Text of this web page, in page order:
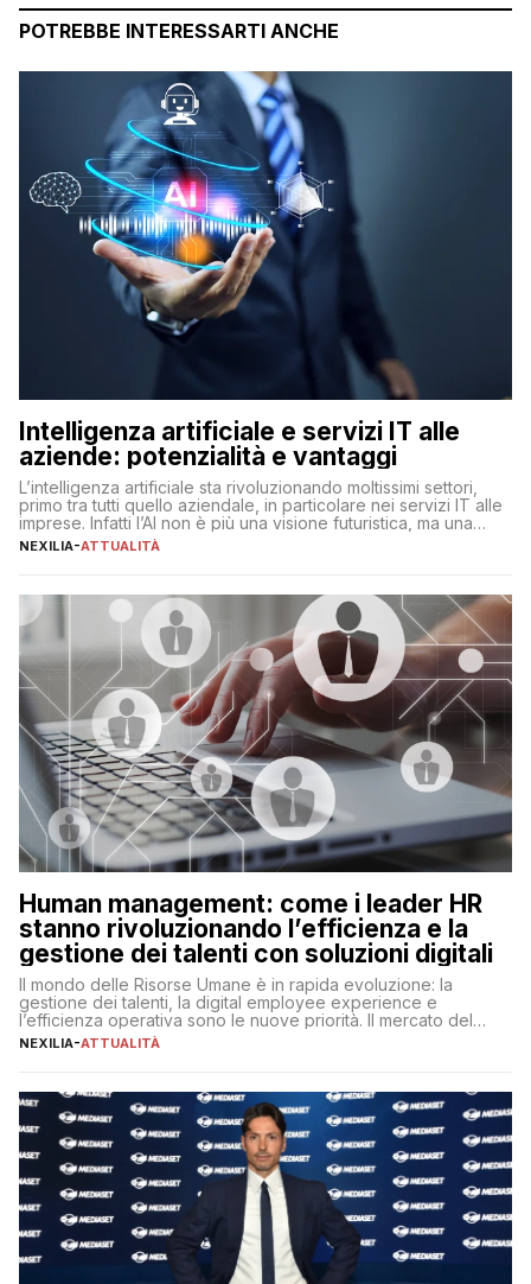
POTREBBE INTERESSARTI ANCHE
Intelligenza artificiale e servizi IT alle
aziende: potenzialità e vantaggi
L’intelligenza artificiale sta rivoluzionando moltissimi settori,
primo tra tutti quello aziendale, in particolare nei servizi IT alle
imprese. Infatti l’AI non è più una visione futuristica, ma una
realtà operativa che sta portando a un cambio significativo in
operazioni, bensì comporta […]
NEXILIA-ATTUALITÀ
Human management: come i leader HR
stanno rivoluzionando l’efficienza e la
gestione dei talenti con soluzioni digitali
Il mondo delle Risorse Umane è in rapida evoluzione: la
gestione dei talenti, la digital employee experience e
l’efficienza operativa sono le nuove priorità. Il mercato del
lavoro, d’altra parte, è sempre più competitivo con una lotta
NEXILIA-ATTUALITÀ